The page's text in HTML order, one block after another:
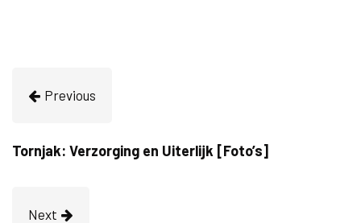
Previous
Tornjak: Verzorging en Uiterlijk [Foto’s]
Next